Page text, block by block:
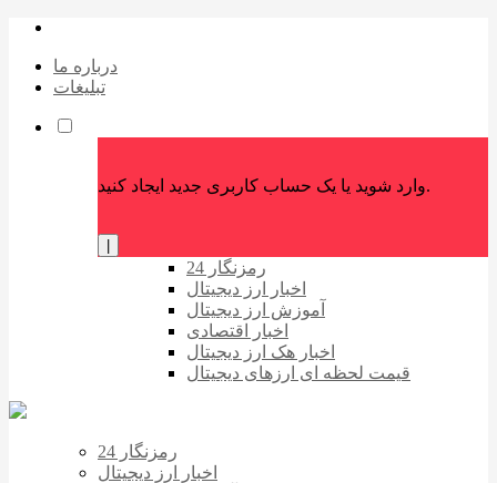
درباره ما
تبلیغات
وارد شوید یا یک حساب کاربری جدید ایجاد کنید.
رمزنگار 24
اخبار ارز دیجیتال
آموزش ارز دیجیتال
اخبار اقتصادی
اخبار هک ارز دیجیتال
قیمت لحظه ای ارزهای دیجیتال
رمزنگار 24
اخبار ارز دیجیتال